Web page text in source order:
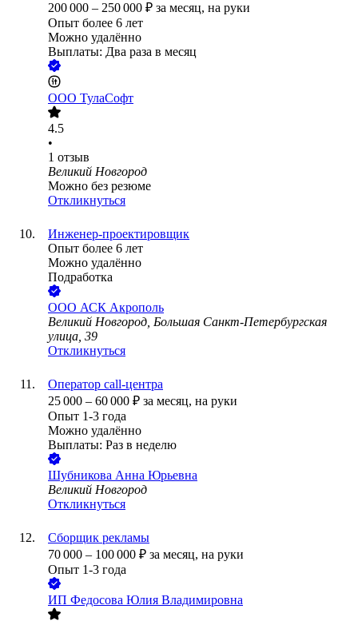
200 000 – 250 000 ₽ за месяц, на руки
Опыт более 6 лет
Можно удалённо
Выплаты: Два раза в месяц
ООО ТулаСофт
4.5
•
1 отзыв
Великий Новгород
Можно без резюме
Откликнуться
Инженер-проектировщик
Опыт более 6 лет
Можно удалённо
Подработка
ООО АСК Акрополь
Великий Новгород, Большая Санкт-Петербургская
улица, 39
Откликнуться
Оператор call-центра
25 000 – 60 000 ₽ за месяц, на руки
Опыт 1-3 года
Можно удалённо
Выплаты: Раз в неделю
Шубникова Анна Юрьевна
Великий Новгород
Откликнуться
Сборщик рекламы
70 000 – 100 000 ₽ за месяц, на руки
Опыт 1-3 года
ИП Федосова Юлия Владимировна